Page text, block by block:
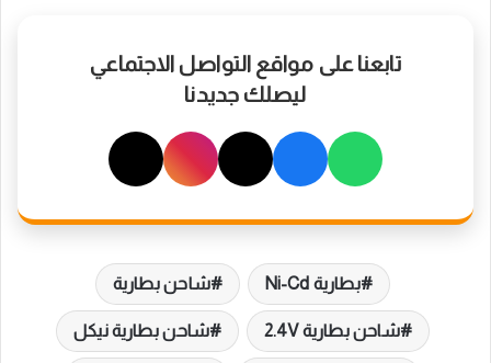
تابعنا على مواقع التواصل الاجتماعي
ليصلك جديدنا
بطارية Ni-Cd شاحن بطارية
شاحن بطارية 2.4V شاحن بطارية نيكل